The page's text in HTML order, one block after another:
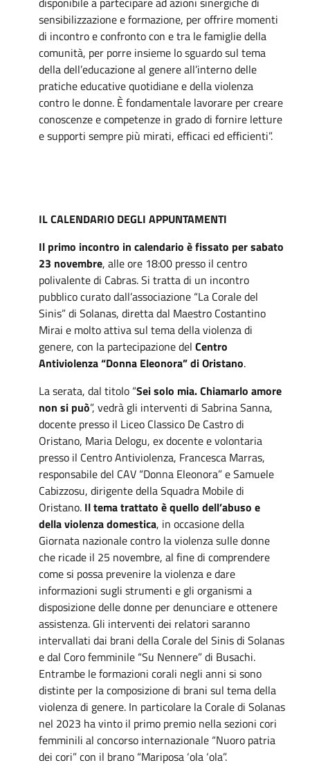
sensibilizzazione e formazione, per offrire momenti
di incontro e confronto con e tra le famiglie della
comunità, per porre insieme lo sguardo sul tema
della dell’educazione al genere all’interno delle
pratiche educative quotidiane e della violenza
contro le donne. È fondamentale lavorare per creare
conoscenze e competenze in grado di fornire letture
e supporti sempre più mirati, efficaci ed efficienti”.
IL CALENDARIO DEGLI APPUNTAMENTI
Il primo incontro in calendario è fissato per sabato
23 novembre, alle ore 18:00 presso il centro
polivalente di Cabras. Si tratta di un incontro
pubblico curato dall’associazione “La Corale del
Sinis” di Solanas, diretta dal Maestro Costantino
Mirai e molto attiva sul tema della violenza di
genere, con la partecipazione del Centro
Antiviolenza “Donna Eleonora” di Oristano.
La serata, dal titolo “Sei solo mia. Chiamarlo amore
non si può”, vedrà gli interventi di Sabrina Sanna,
docente presso il Liceo Classico De Castro di
Oristano, Maria Delogu, ex docente e volontaria
presso il Centro Antiviolenza, Francesca Marras,
responsabile del CAV “Donna Eleonora” e Samuele
Cabizzosu, dirigente della Squadra Mobile di
Oristano. Il tema trattato è quello dell’abuso e
della violenza domestica, in occasione della
Giornata nazionale contro la violenza sulle donne
che ricade il 25 novembre, al fine di comprendere
come si possa prevenire la violenza e dare
informazioni sugli strumenti e gli organismi a
disposizione delle donne per denunciare e ottenere
assistenza. Gli interventi dei relatori saranno
intervallati dai brani della Corale del Sinis di Solanas
e dal Coro femminile “Su Nennere” di Busachi.
Entrambe le formazioni corali negli anni si sono
distinte per la composizione di brani sul tema della
violenza di genere. In particolare la Corale di Solanas
nel 2023 ha vinto il primo premio nella sezioni cori
femminili al concorso internazionale “Nuoro patria
dei cori” con il brano “Mariposa ‘ola ‘ola”.